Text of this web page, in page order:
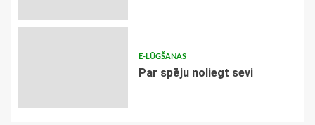
E-LŪGŠANAS
Par spēju noliegt sevi